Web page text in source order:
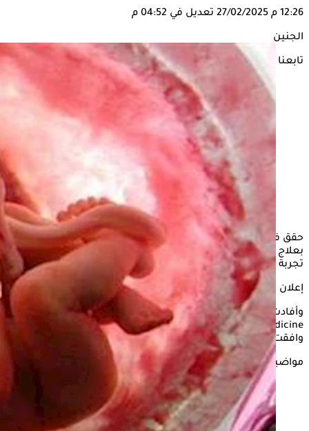
12:26 م 27/02/2025 تعديل في 04:52 م
الجنين
تابعنا على
حقق فريق من الأطباء في الولايات المتحدة إنجازًا طبيًا غير مسبوق
بعلاج جنين مصاب بمرض عضلي عصبي من داخل الرحم، في أول
تجربة من نوعها عالميا، حسبما تم نشره في روسيا اليوم.
إعلان
وأفادت الدراسة الطبية المنشورة في مجلة New England Journal
of Medicine، بأنه بدلا من الانتظار حتى ولادة الطفلة لبدء العلاج،
وافقت الأم على تناول الدواء أثناء الحمل.
مواضيع ذات صلة